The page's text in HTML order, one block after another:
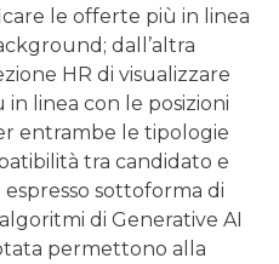
le offerte più in linea
dall’altra
HR di visualizzare
in linea con le posizioni
entrambe le tipologie
tra candidato e
sottoforma di
di Generative AI
permettono alla